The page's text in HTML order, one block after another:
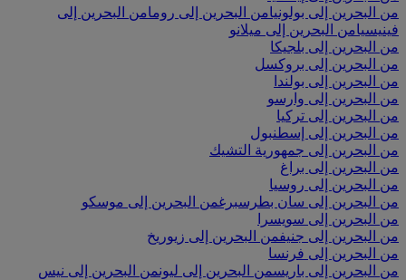
من البحرين إلى بولونيامن البحرين إلى رومامن البحرين إلى
فينيسيامن البحرين إلى ميلانو
من البحرين إلى بلجيكا
من البحرين إلى بروكسل
من البحرين إلى بولندا
من البحرين إلى وارسو
من البحرين إلى تركيا
من البحرين إلى إسطنبول
من البحرين إلى جمهورية التشيك
من البحرين إلى براغ
من البحرين إلى روسيا
من البحرين إلى سان بطرسبرغمن البحرين إلى موسكو
من البحرين إلى سويسرا
من البحرين إلى جنيفمن البحرين إلى زيوريخ
من البحرين إلى فرنسا
من البحرين إلى باريسمن البحرين إلى ليونمن البحرين إلى نيس